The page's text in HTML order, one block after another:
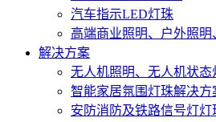
汽车指示LED灯珠
高端商业照明、户外照明
解决方案
无人机照明、无人机状
智能家居氛围灯珠解决方
安防消防及铁路信号灯灯